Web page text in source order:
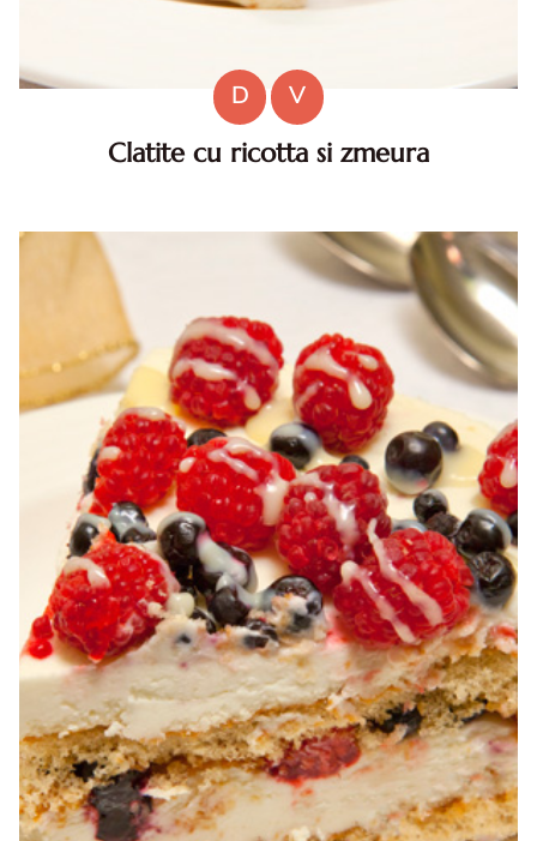
D
V
Clatite cu ricotta si zmeura
ricotta cu 1 ou, 100g zahar si o ligurita de esenta de
vanilie.